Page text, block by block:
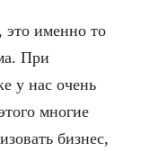
именно то
При
у нас очень
многие
бизнес,